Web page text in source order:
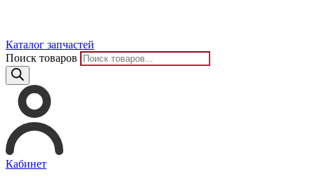
Каталог запчастей
Поиск товаров
Кабинет